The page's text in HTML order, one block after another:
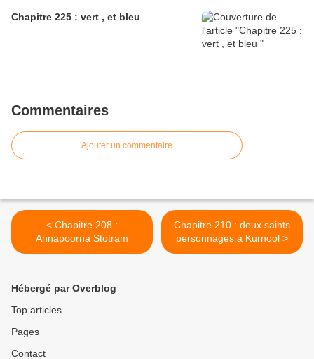
Chapitre 225 : vert , et bleu
Commentaires
Ajouter un commentaire
< Chapitre 208 :
Annapoorna Stotram
Chapitre 210 : deux saints
personnages à Kurnool >
Hébergé par Overblog
Top articles
Pages
Contact